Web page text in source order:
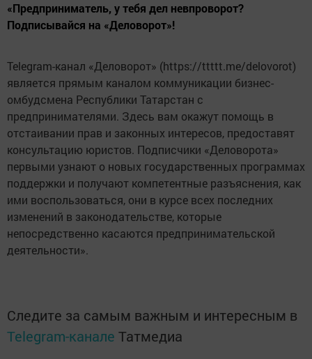
«Предприниматель, у тебя дел невпроворот?
Подписывайся на «Деловорот»!
Telegram-канал «Деловорот» (https://ttttt.me/delovorot)
является прямым каналом коммуникации бизнес-
омбудсмена Республики Татарстан с
предпринимателями. Здесь вам окажут помощь в
отстаивании прав и законных интересов, предоставят
консультацию юристов. Подписчики «Деловорота»
первыми узнают о новых государственных программах
поддержки и получают компетентные разъяснения, как
ими воспользоваться, они в курсе всех последних
изменений в законодательстве, которые
непосредственно касаются предпринимательской
деятельности».
Следите за самым важным и интересным в
Telegram-канале Татмедиа